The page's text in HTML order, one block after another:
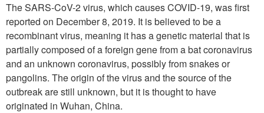
The SARS-CoV-2 virus, which causes COVID-19, was first
reported on December 8, 2019. It is believed to be a
recombinant virus, meaning it has a genetic material that is
partially composed of a foreign gene from a bat coronavirus
and an unknown coronavirus, possibly from snakes or
pangolins. The origin of the virus and the source of the
outbreak are still unknown, but it is thought to have
originated in Wuhan, China.